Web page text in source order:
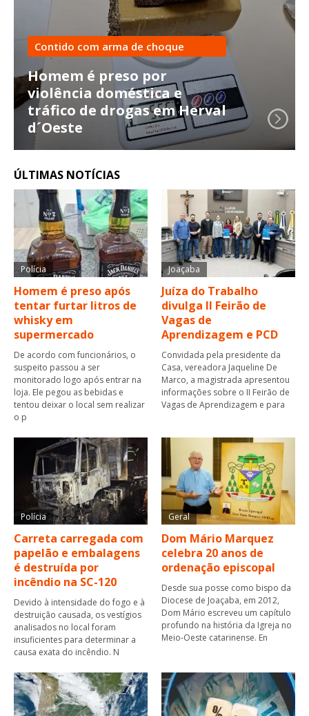
Contido com arma de choque
Homem é preso por
violência doméstica e
tráfico de drogas em Herval
d´Oeste
ÚLTIMAS NOTÍCIAS
Polícia
Homem é preso após
tentar furtar litros de
whisky em
supermercado
De acordo com funcionários, o
suspeito passou a ser
monitorado logo após entrar na
loja. Ele pegou as bebidas e
tentou deixar o local sem realizar
o p
Joaçaba
Juíza do Trabalho
divulga II Feirão de
Vagas de
Aprendizagem e PCD
Convidada pela presidente da
Casa, vereadora Jaqueline De
Marco, a magistrada apresentou
informações sobre o II Feirão de
Vagas de Aprendizagem e para
Polícia
Carreta carregada com
papelão e embalagens
é destruída por
incêndio na SC-120
Devido à intensidade do fogo e à
destruição causada, os vestígios
analisados no local foram
insuficientes para determinar a
causa exata do incêndio. N
Geral
Dom Mário Marquez
celebra 20 anos de
ordenação episcopal
Desde sua posse como bispo da
Diocese de Joaçaba, em 2012,
Dom Mário escreveu um capítulo
profundo na história da Igreja no
Meio-Oeste catarinense. En